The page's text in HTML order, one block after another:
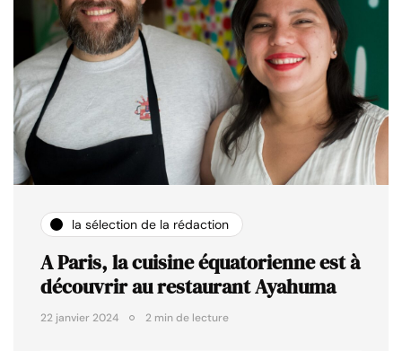
la sélection de la rédaction
A Paris, la cuisine équatorienne est à
découvrir au restaurant Ayahuma
22 janvier 2024 2 min de lecture